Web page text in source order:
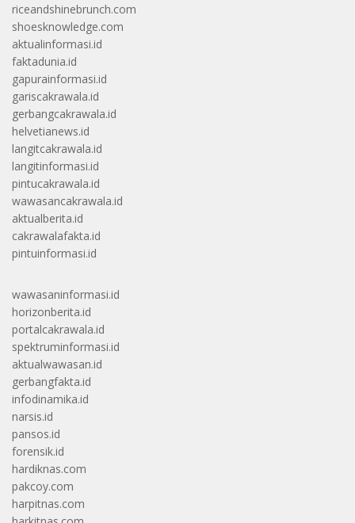
riceandshinebrunch.com
shoesknowledge.com
aktualinformasi.id
faktadunia.id
gapurainformasi.id
gariscakrawala.id
gerbangcakrawala.id
helvetianews.id
langitcakrawala.id
langitinformasi.id
pintucakrawala.id
wawasancakrawala.id
aktualberita.id
cakrawalafakta.id
pintuinformasi.id
wawasaninformasi.id
horizonberita.id
portalcakrawala.id
spektruminformasi.id
aktualwawasan.id
gerbangfakta.id
infodinamika.id
narsis.id
pansos.id
forensik.id
hardiknas.com
pakcoy.com
harpitnas.com